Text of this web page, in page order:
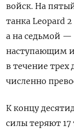
войск. На
танка Leopard
а на седьмой —
наступающим
в течение
численно
К концу
силы теряют